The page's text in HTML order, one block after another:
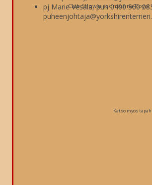
Club Show’n sponsorina Royal
pj Marie Vesala, puh 0400 560
Katso myös